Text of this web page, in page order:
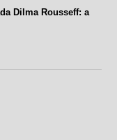
Dilma Rousseff: a